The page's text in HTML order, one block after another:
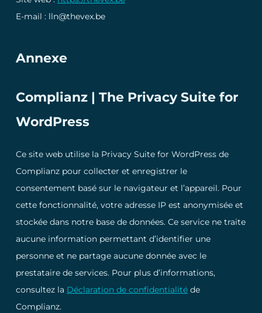
E-mail : lln@thevex.be
Annexe
Complianz | The Privacy Suite for
WordPress
Ce site web utilise la Privacy Suite for WordPress de
Complianz pour collecter et enregistrer le
consentement basé sur le navigateur et l’appareil. Pour
cette fonctionnalité, votre adresse IP est anonymisée et
stockée dans notre base de données. Ce service ne traite
aucune information permettant d’identifier une
personne et ne partage aucune donnée avec le
prestataire de services. Pour plus d’informations,
consultez la Déclaration de confidentialitéde
Complianz.